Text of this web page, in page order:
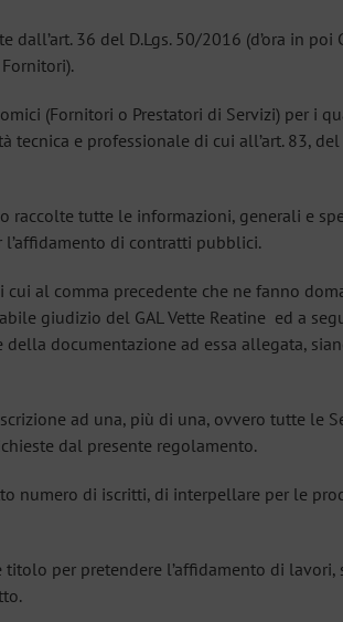
36 del D.Lgs. 50/2016 (d’ora in poi
(Fornitori o Prestatori di Servizi) per i
e professionale di cui all’art. 83,
raccolte tutte le informazioni, generali e
di contratti pubblici.
al comma precedente che ne fanno
giudizio del GAL Vette Reatine ed a
documentazione ad essa allegata,
ad una, più di una, ovvero tutte le
dal presente regolamento.
numero di iscritti, di interpellare per le
titolo per pretendere l’affidamento di